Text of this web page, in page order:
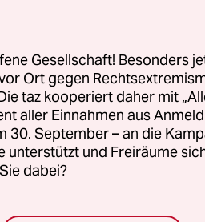
und Lehrer.
heutigen
die
In diesem
extrem
Gesellschaft! Besonders
Ort gegen
taz kooperiert daher mit
aller Einnahmen aus
30. September – an die
unterstützt und Freiräume
dabei?